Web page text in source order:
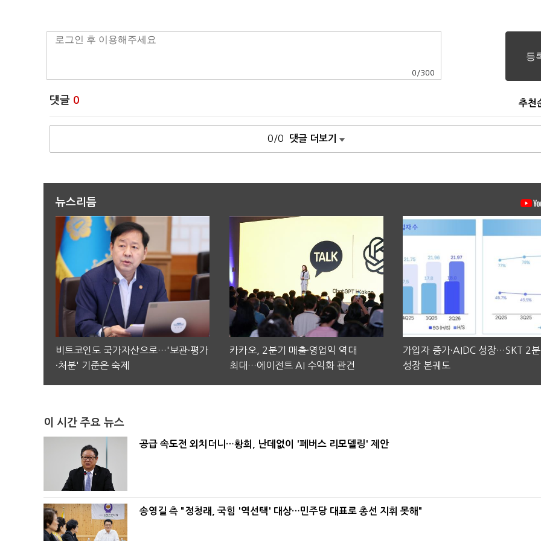
0 /300
댓글 0 추천
0/0 댓글 더보기
뉴스리듬
비트코인도 국가자산으로…'보관·평가
·처분' 기준은 숙제
카카오, 2분기 매출·영업익 역대
최대…에이전트 AI 수익화 관건
가입자 증가·AIDC 성장…SKT 2
성장 본궤도
이 시간 주요 뉴스
공급 속도전 외치더니…황희, 난데없이 '폐버스 리모델링' 제안
송영길 측 "정청래, 국힘 '역선택' 대상…민주당 대표로 총선 지휘 못해"